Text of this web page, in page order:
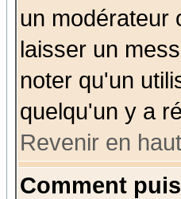
un modérateur
laisser un
noter qu'un
quelqu'un y a
Revenir en
Comment